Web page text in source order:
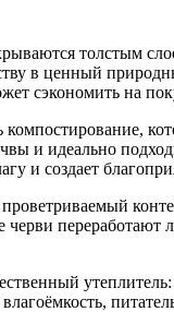
толстым
в ценный
сэкономить на
и идеально
и создает
переработают